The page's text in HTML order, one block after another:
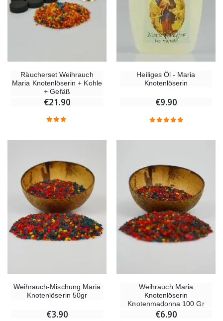
Räucherset Weihrauch
Maria Knotenlöserin + Kohle
+ Gefäß
€21.90
Heiliges Öl - Maria
Knotenlöserin
€9.90
Weihrauch-Mischung Maria
Knotenlöserin 50gr
€3.90
Weihrauch Maria
Knotenlöserin
Knotenmadonna 100 Gr
€6.90